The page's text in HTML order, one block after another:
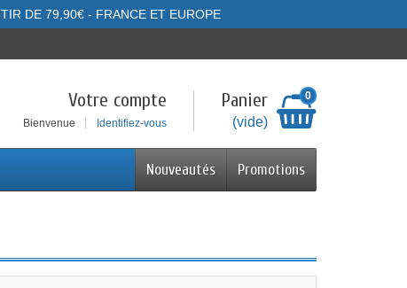
DE 79,90€ - FRANCE ET EUROPE
Panier
(vide)
0
Votre compte
Bienvenue Identifiez-vous
Promotions
Nouveautés